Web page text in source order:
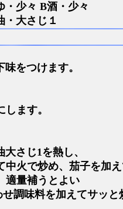
・少々 B酒・少々
・大さじ１
をつけます。
ます。
さじ1を熱し、
火で炒め、茄子を加
適量補うとよい
調味料を加えてサッと